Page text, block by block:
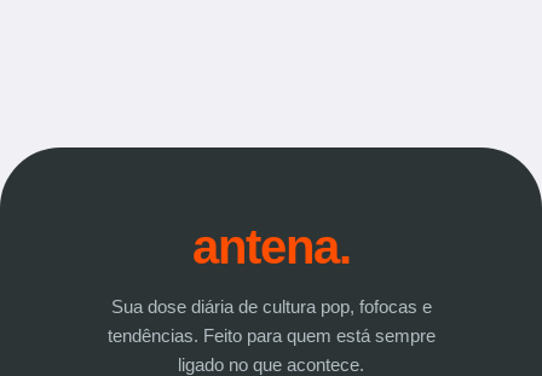
antena.
Sua dose diária de cultura pop, fofocas e
tendências. Feito para quem está sempre
ligado no que acontece.